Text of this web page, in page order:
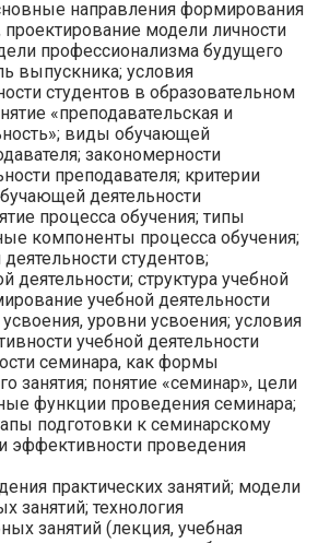
направления формирования
модели личности
профессионализма будущего
выпускника; условия
студентов в образовательном
«преподавательская и
виды обучающей
закономерности
преподавателя; критерии
деятельности
процесса обучения; типы
компоненты процесса обучения;
студентов;
деятельности; структура учебной
учебной деятельности
уровни усвоения; условия
учебной деятельности
семинара, как формы
занятия; понятие «семинар», цели
функции проведения семинара;
подготовки к семинарскому
эффективности проведения
практических занятий; модели
занятий; технология
занятий (лекция, учебная